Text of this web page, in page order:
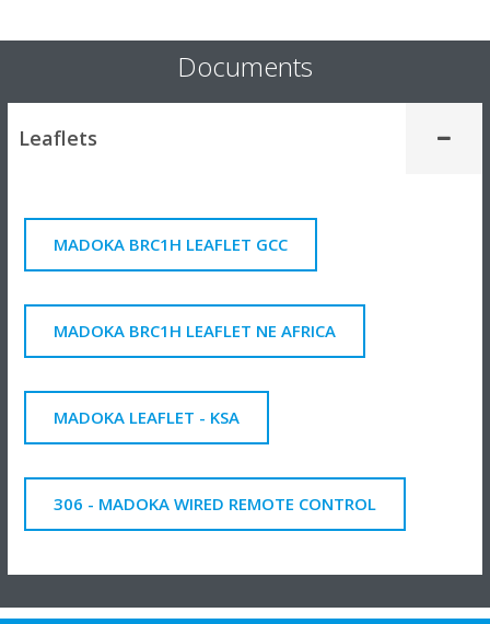
Documents
Leaflets
MADOKA BRC1H LEAFLET GCC
MADOKA BRC1H LEAFLET NE AFRICA
MADOKA LEAFLET - KSA
306 - MADOKA WIRED REMOTE CONTROL